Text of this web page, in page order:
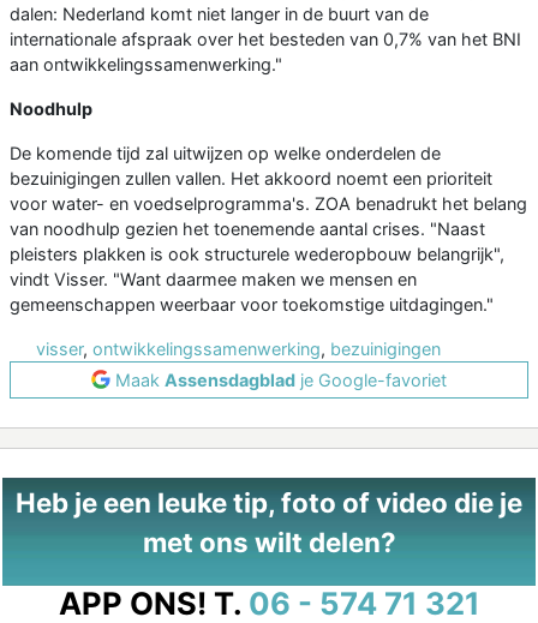
dalen: Nederland komt niet langer in de buurt van de
internationale afspraak over het besteden van 0,7% van het BNI
aan ontwikkelingssamenwerking."
Noodhulp
De komende tijd zal uitwijzen op welke onderdelen de
bezuinigingen zullen vallen. Het akkoord noemt een prioriteit
voor water- en voedselprogramma's. ZOA benadrukt het belang
van noodhulp gezien het toenemende aantal crises. "Naast
pleisters plakken is ook structurele wederopbouw belangrijk",
vindt Visser. "Want daarmee maken we mensen en
gemeenschappen weerbaar voor toekomstige uitdagingen."
visser, ontwikkelingssamenwerking, bezuinigingen
Maak Assensdagblad je Google-favoriet
Heb je een leuke tip, foto of video die je
met ons wilt delen?
APP ONS! T. 06 - 574 71 321